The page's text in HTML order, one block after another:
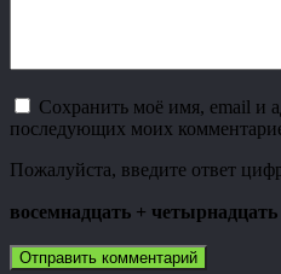
Сохранить моё имя, email и
последующих моих
Пожалуйста, введите ответ
восемнадцать + четырнадцать